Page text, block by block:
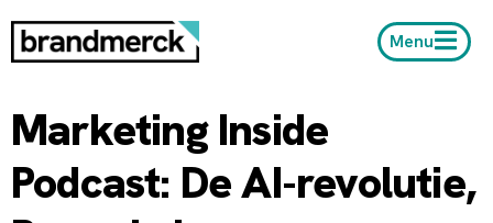
Menu
Marketing Inside
Podcast: De AI-revolutie,